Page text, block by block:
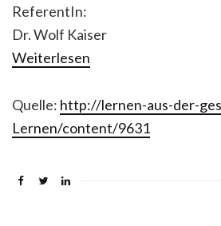
ReferentIn:
Dr. Wolf Kaiser
Weiterlesen
Quelle: http://lernen-aus-der-
Lernen/content/9631